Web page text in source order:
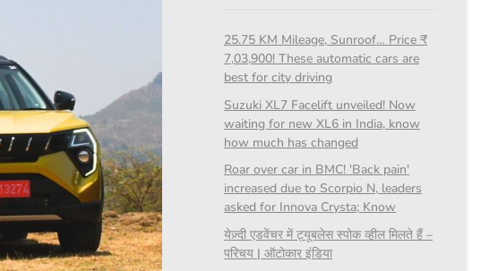
25.75 KM Mileage, Sunroof… Price ₹
7,03,900! These automatic cars are
best for city driving
Suzuki XL7 Facelift unveiled! Now
waiting for new XL6 in India, know
how much has changed
Roar over car in BMC! 'Back pain'
increased due to Scorpio N, leaders
asked for Innova Crysta; Know
येज़्दी एडवेंचर में ट्यूबलेस स्पोक व्हील मिलते हैं –
परिचय | ऑटोकार इंडिया